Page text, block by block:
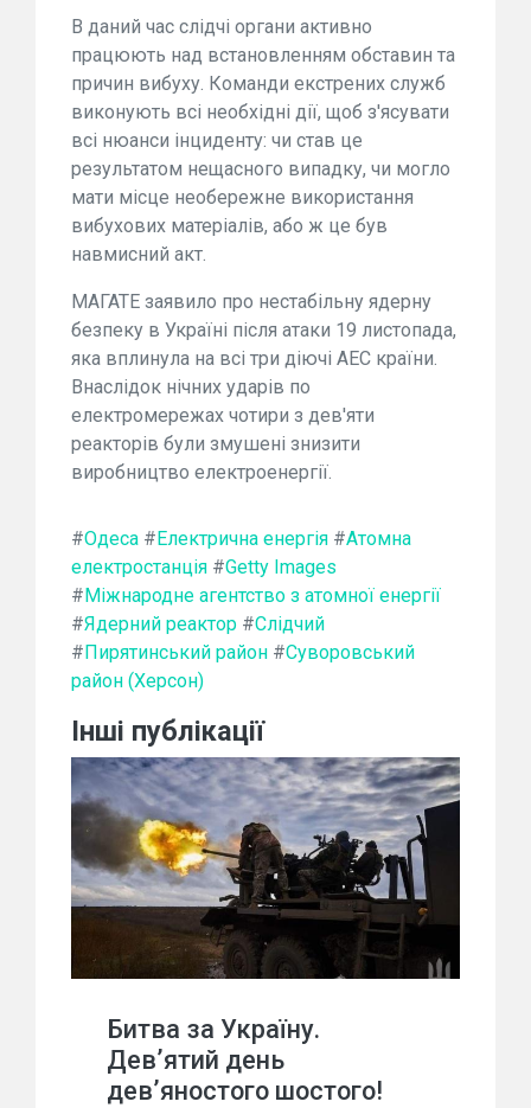
В даний час слідчі органи активно
працюють над встановленням обставин та
причин вибуху. Команди екстрених служб
виконують всі необхідні дії, щоб з'ясувати
всі нюанси інциденту: чи став це
результатом нещасного випадку, чи могло
мати місце необережне використання
вибухових матеріалів, або ж це був
навмисний акт.
МАГАТЕ заявило про нестабільну ядерну
безпеку в Україні після атаки 19 листопада,
яка вплинула на всі три діючі АЕС країни.
Внаслідок нічних ударів по
електромережах чотири з дев'яти
реакторів були змушені знизити
виробництво електроенергії.
#Одеса #Електрична енергія #Атомна
електростанція #Getty Images
#Міжнародне агентство з атомної енергії
#Ядерний реактор #Слідчий
#Пирятинський район #Суворовський
район (Херсон)
Інші публікації
Битва за Україну.
Дев’ятий день
дев’яностого шостого!